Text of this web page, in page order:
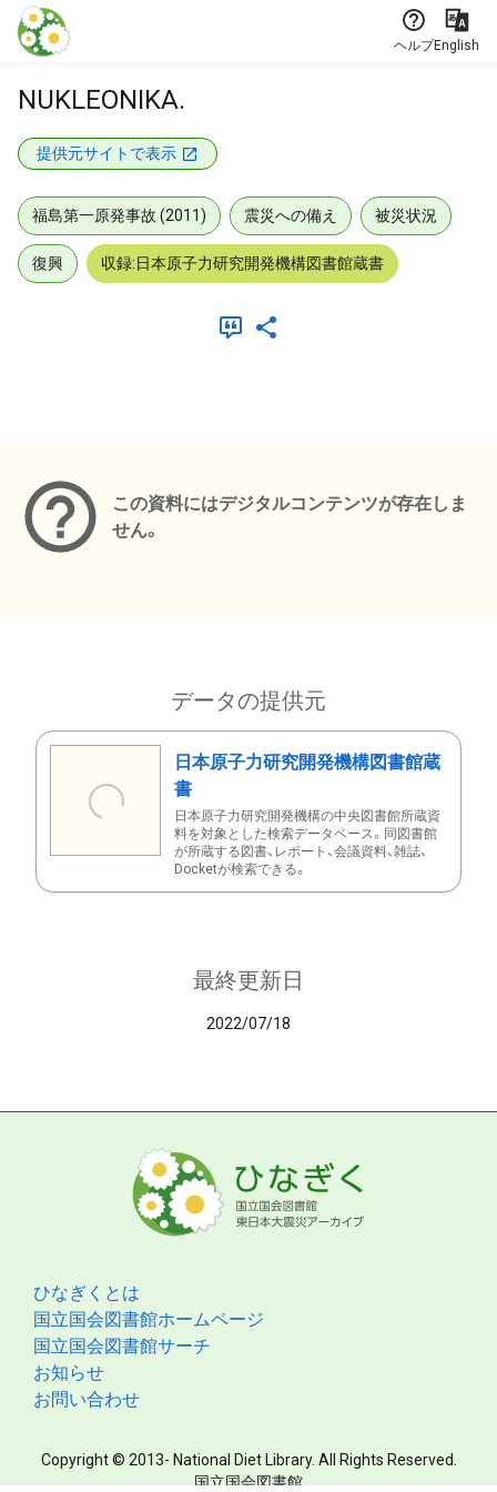
本文に飛ぶ
ヘルプEnglish
NUKLEONIKA.
提供元サイトで表示
福島第一原発事故 (2011) 震災への備え 被災状況
復興 収録:日本原子力研究開発機構図書館蔵書
この資料にはデジタルコンテンツが存在しま
せん。
データの提供元
日本原子力研究開発機構図書館蔵
書
日本原子力研究開発機構の中央図書館所蔵資
料を対象とした検索データベース。同図書館
が所蔵する図書、レポート、会議資料、雑誌、
Docketが検索できる。
最終更新日
2022/07/18
ひなぎくとは
国立国会図書館ホームページ
国立国会図書館サーチ
お知らせ
お問い合わせ
Copyright © 2013- National Diet Library. All Rights Reserved.